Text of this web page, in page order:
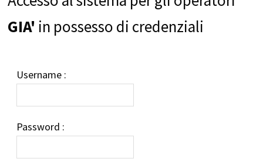
GIA' in possesso di credenziali
Username :
Password :